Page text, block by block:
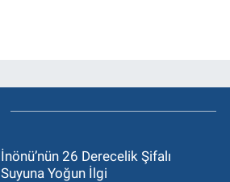
İnönü’nün 26 Derecelik Şifalı
Suyuna Yoğun İlgi